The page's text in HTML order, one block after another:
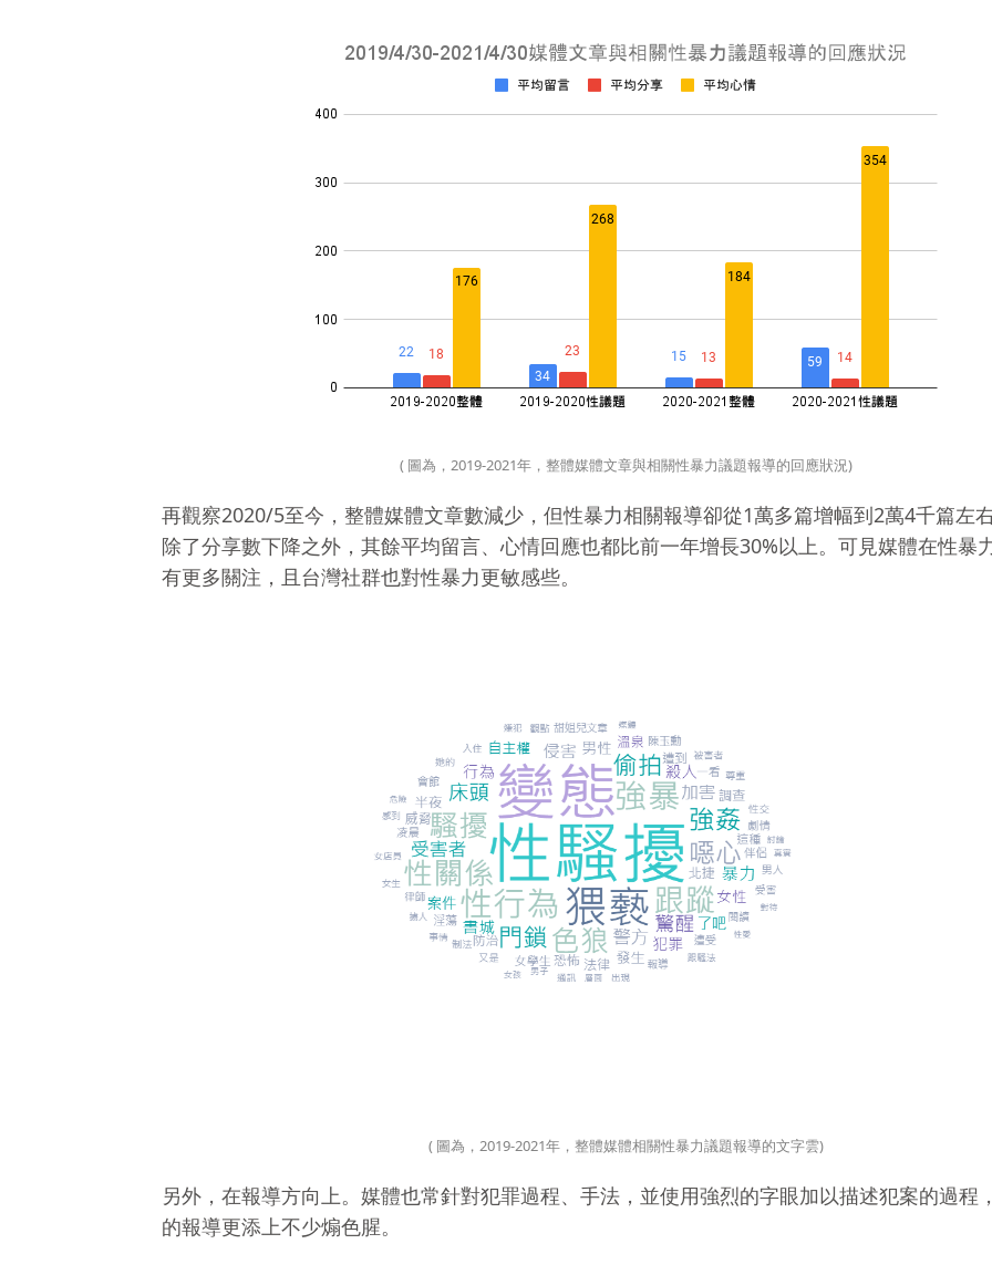
( 圖為，2019-2021年，整體媒體文章與相關性暴力議題報導的回應狀況)
再觀察2020/5至今，整體媒體文章數減少，但性暴力相關報導卻從1萬多篇增幅到2萬4千篇左
除了分享數下降之外，其餘平均留言、心情回應也都比前一年增長30%以上。可見媒體在性暴
有更多關注，且台灣社群也對性暴力更敏感些。
( 圖為，2019-2021年，整體媒體相關性暴力議題報導的文字雲)
另外，在報導方向上。媒體也常針對犯罪過程、手法，並使用強烈的字眼加以描述犯案的過程
的報導更添上不少煽色腥。